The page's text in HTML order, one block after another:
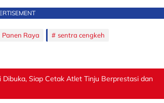
Panen Raya sentra cengkeh
Siap Cetak Atlet Tinju Berprestasi dan